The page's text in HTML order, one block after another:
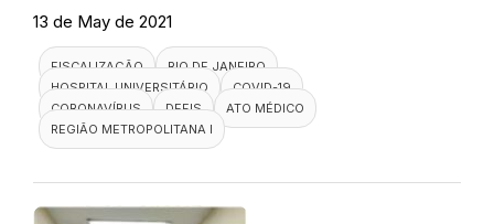
13 de May de 2021
FISCALIZAÇÃO
RIO DE JANEIRO
HOSPITAL UNIVERSITÁRIO
COVID-19
CORONAVÍRUS
DEFIS
ATO MÉDICO
REGIÃO METROPOLITANA I